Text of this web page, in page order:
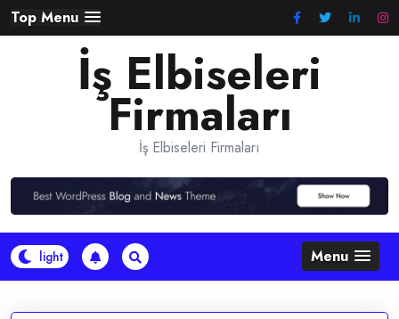
Skip
to
Top Menu
İş Elbiseleri
Firmaları
İş Elbiseleri Firmaları
Menu